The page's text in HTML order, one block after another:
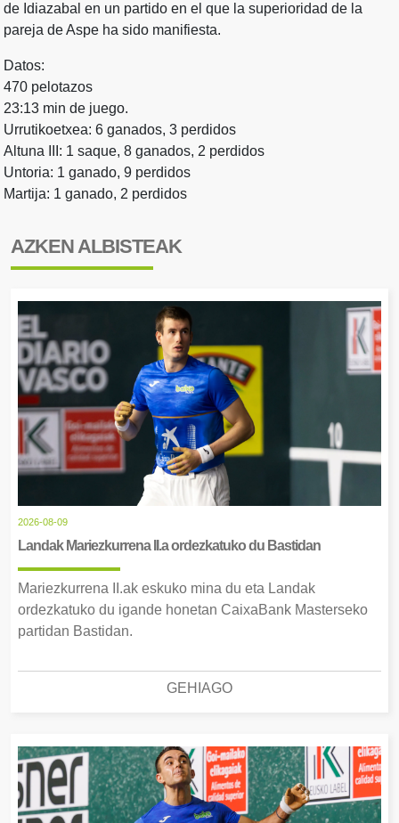
de Idiazabal en un partido en el que la superioridad de la
pareja de Aspe ha sido manifiesta.
Datos:
470 pelotazos
23:13 min de juego.
Urrutikoetxea: 6 ganados, 3 perdidos
Altuna III: 1 saque, 8 ganados, 2 perdidos
Untoria: 1 ganado, 9 perdidos
Martija: 1 ganado, 2 perdidos
AZKEN ALBISTEAK
2026-08-09
Landak Mariezkurrena II.a ordezkatuko du Bastidan
Mariezkurrena II.ak eskuko mina du eta Landak
ordezkatuko du igande honetan CaixaBank Masterseko
partidan Bastidan.
GEHIAGO